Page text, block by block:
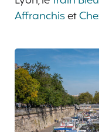
Affranchiset